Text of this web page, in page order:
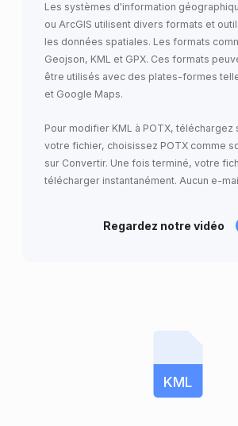
Les systèmes d'information
ou ArcGIS utilisent divers formats et
les données spatiales. Les formats
Geojson, KML et GPX. Ces formats
être utilisés avec des plates-formes
et Google Maps.
Pour modifier KML à POTX, téléchargez
votre fichier, choisissez POTX comme
sur Convertir. Une fois terminé, votre
télécharger instantanément. Aucun e-
Regardez notre vidéo
KML